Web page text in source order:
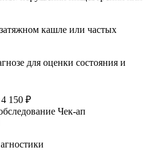
кашле или частых
для оценки состояния и
4 150 ₽
Чек-ап